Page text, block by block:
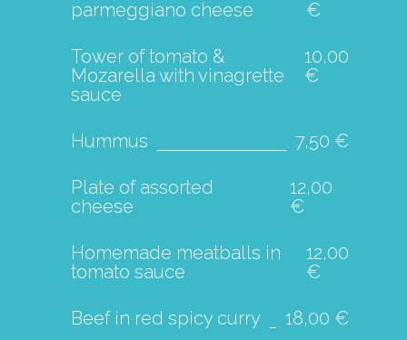
parmeggiano cheese
€
Tower of tomato &
Mozarella with vinagrette
sauce
10,00
€
Hummus 7,50 €
Plate of assorted
cheese
12,00
€
Homemade meatballs in
tomato sauce
12,00
€
Beef in red spicy curry 18,00 €